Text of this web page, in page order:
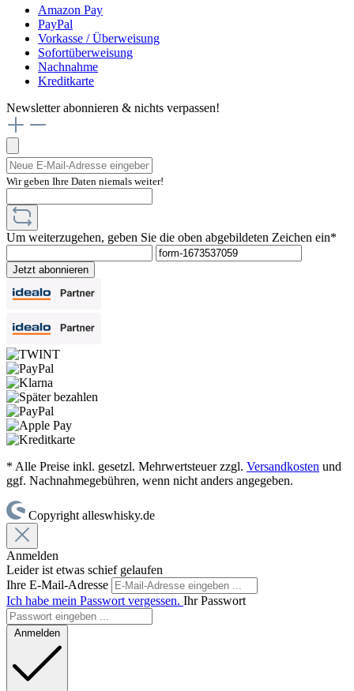
Amazon Pay
PayPal
Vorkasse / Überweisung
Sofortüberweisung
Nachnahme
Kreditkarte
Newsletter abonnieren & nichts verpassen!
Wir geben Ihre Daten niemals weiter!
Um weiterzugehen, geben Sie die oben abgebildeten Zeichen ein*
Jetzt abonnieren
* Alle Preise inkl. gesetzl. Mehrwertsteuer zzgl. Versandkosten und
ggf. Nachnahmegebühren, wenn nicht anders angegeben.
Copyright alleswhisky.de
Anmelden
Leider ist etwas schief gelaufen
Ihre E-Mail-Adresse
Ich habe mein Passwort vergessen. Ihr Passwort
Anmelden